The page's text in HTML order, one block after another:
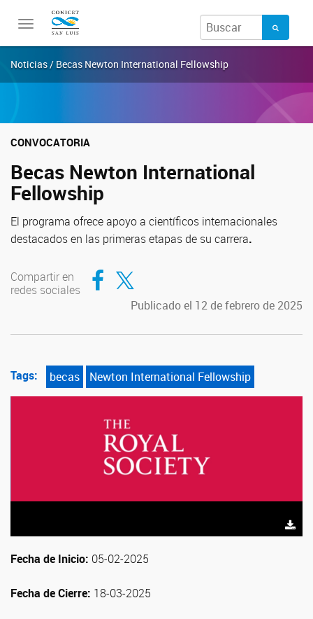
Toggle
Noticias / Becas Newton International Fellowship
CONVOCATORIA
Becas Newton International
Fellowship
El programa ofrece apoyo a científicos internacionales
destacados en las primeras etapas de su carrera.
Compartir en
redes sociales
Compartir en Facebook
Compartir en Twitter
Publicado el 12 de febrero de 2025
Tags: becas Newton International Fellowship
Fecha de Inicio: 05-02-2025
Fecha de Cierre: 18-03-2025